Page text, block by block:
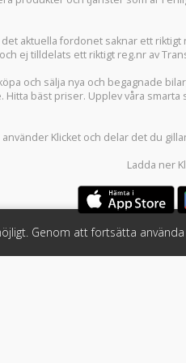
aktuella fordonet saknar ett
ej tilldelats ett riktigt reg.nr av
och sälja nya och begagnade bilar
bäst priser. Upplev våra
använder Klicket och delar det du
Ladda ner
Genom att fortsätta